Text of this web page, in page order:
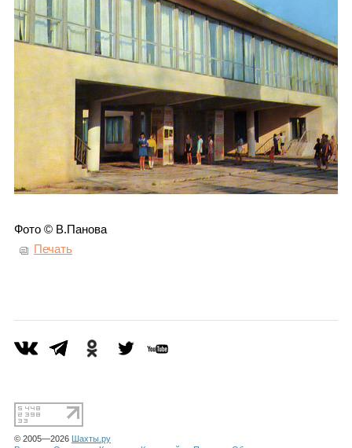
Фотогалерея
Фото © В.Панова
Печать
© 2005—2026 Шахты.ру